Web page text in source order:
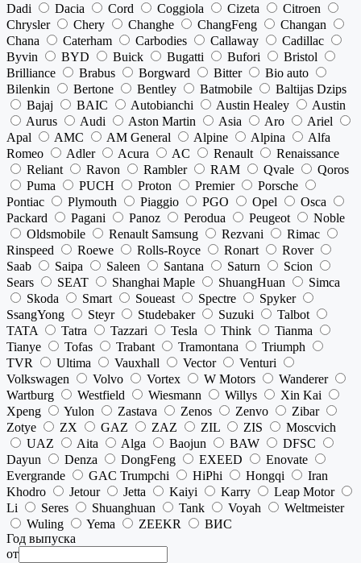
Dadi
Dacia Cord Coggiola Cizeta
Citroen
Chrysler
Chery Changhe ChangFeng
Changan
Chana
Caterham Carbodies Callaway
Cadillac
Byvin
BYD Buick Bugatti Bufori
Bristol
Brilliance
Brabus Borgward Bitter
Bio auto
Bilenkin
Bertone Bentley Batmobile
Baltijas Dzips
Bajaj
BAIC Autobianchi Austin Healey
Austin
Aurus
Audi Aston Martin Asia Aro
Ariel
Apal
AMC AM General Alpine Alpina
Alfa
Romeo
Adler Acura AC Renault
Renaissance
Reliant
Ravon Rambler RAM Qvale
Qoros
Puma
PUCH Proton Premier
Porsche
Pontiac
Plymouth Piaggio PGO Opel
Osca
Packard
Pagani Panoz Perodua Peugeot
Noble
Oldsmobile
Renault Samsung Rezvani
Rimac
Rinspeed
Roewe Rolls-Royce Ronart
Rover
Saab
Saipa Saleen Santana Saturn
Scion
Sears
SEAT Shanghai Maple ShuangHuan
Simca
Skoda
Smart Soueast Spectre
Spyker
SsangYong
Steyr Studebaker Suzuki
Talbot
TATA
Tatra Tazzari Tesla Think
Tianma
Tianye
Tofas Trabant Tramontana
Triumph
TVR
Ultima Vauxhall Vector
Venturi
Volkswagen
Volvo Vortex W Motors
Wanderer
Wartburg
Westfield Wiesmann Willys
Xin Kai
Xpeng
Yulon Zastava Zenos Zenvo
Zibar
Zotye
ZX GAZ ZAZ ZIL ZIS
Moscvich
UAZ
Aita Alga Baojun BAW
DFSC
Dayun
Denza DongFeng EXEED
Enovate
Evergrande
GAC Trumpchi HiPhi Hongqi
Iran
Khodro
Jetour Jetta Kaiyi Karry
Leap Motor
Li
Seres Shuanghuan Tank Voyah
Weltmeister
Wuling
Yema ZEEKR
ВИС
Год выпуска
от